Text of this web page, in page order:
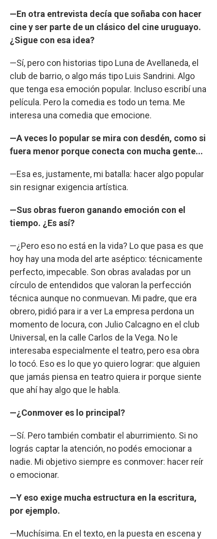
—En otra entrevista decía que soñaba con hacer
cine y ser parte de un clásico del cine uruguayo.
¿Sigue con esa idea?
—Sí, pero con historias tipo Luna de Avellaneda, el
club de barrio, o algo más tipo Luis Sandrini. Algo
que tenga esa emoción popular. Incluso escribí una
película. Pero la comedia es todo un tema. Me
interesa una comedia que emocione.
—A veces lo popular se mira con desdén, como si
fuera menor porque conecta con mucha gente...
—Esa es, justamente, mi batalla: hacer algo popular
sin resignar exigencia artística.
—Sus obras fueron ganando emoción con el
tiempo. ¿Es así?
—¿Pero eso no está en la vida? Lo que pasa es que
hoy hay una moda del arte aséptico: técnicamente
perfecto, impecable. Son obras avaladas por un
círculo de entendidos que valoran la perfección
técnica aunque no conmuevan. Mi padre, que era
obrero, pidió para ir a ver La empresa perdona un
momento de locura, con Julio Calcagno en el club
Universal, en la calle Carlos de la Vega. No le
interesaba especialmente el teatro, pero esa obra
lo tocó. Eso es lo que yo quiero lograr: que alguien
que jamás piensa en teatro quiera ir porque siente
que ahí hay algo que le habla.
—¿Conmover es lo principal?
—Sí. Pero también combatir el aburrimiento. Si no
lográs captar la atención, no podés emocionar a
nadie. Mi objetivo siempre es conmover: hacer reír
o emocionar.
—Y eso exige mucha estructura en la escritura,
por ejemplo.
—Muchísima. En el texto, en la puesta en escena y